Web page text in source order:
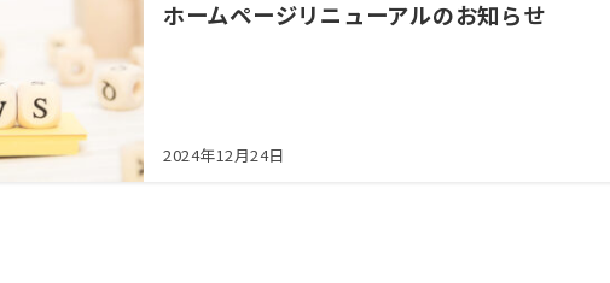
ホームページリニューアルのお知らせ
2024年12月24日